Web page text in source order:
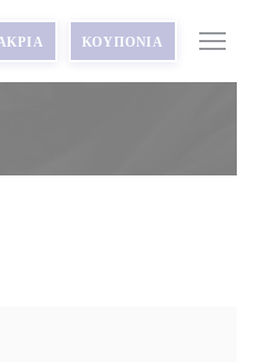
ΚΟΥΠΌΝΙΑ